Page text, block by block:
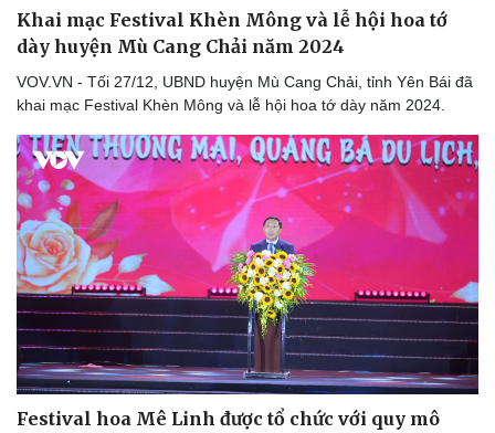
Khai mạc Festival Khèn Mông và lễ hội hoa tớ
dày huyện Mù Cang Chải năm 2024
VOV.VN - Tối 27/12, UBND huyện Mù Cang Chải, tỉnh Yên Bái đã
khai mạc Festival Khèn Mông và lễ hội hoa tớ dày năm 2024.
Festival hoa Mê Linh được tổ chức với quy mô